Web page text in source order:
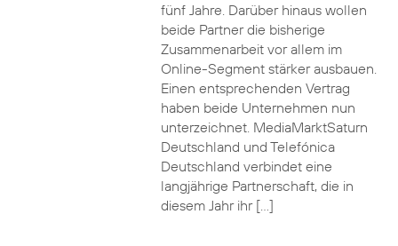
fünf Jahre. Darüber hinaus wollen
beide Partner die bisherige
Zusammenarbeit vor allem im
Online-Segment stärker ausbauen.
Einen entsprechenden Vertrag
haben beide Unternehmen nun
unterzeichnet. MediaMarktSaturn
Deutschland und Telefónica
Deutschland verbindet eine
langjährige Partnerschaft, die in
diesem Jahr ihr […]